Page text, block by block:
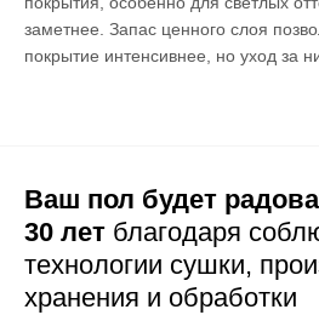
заметнее. Запас ценного слоя
покрытие интенсивнее, но уход за
Ваш пол будет
30 лет благодаря
технологии сушки,
хранения и обработки